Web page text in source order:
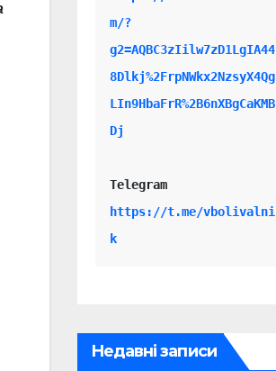
m/?
g2=AQBC3zIilw7zD1LgIA44
8Dlkj%2FrpNWkx2NzsyX4Qg
LIn9HbaFrR%2B6nXBgCaKMB
Dj
Telegram
https://t.me/vbolivalni
k
Недавні записи